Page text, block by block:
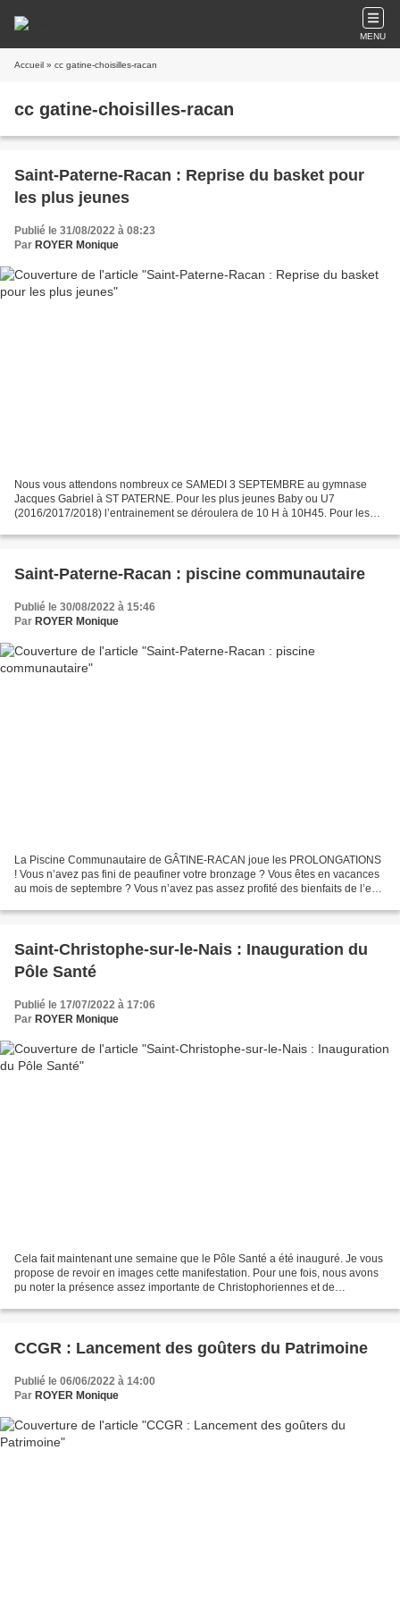
MENU
Accueil » cc gatine-choisilles-racan
cc gatine-choisilles-racan
Saint-Paterne-Racan : Reprise du basket pour
les plus jeunes
Publié le 31/08/2022 à 08:23
Par ROYER Monique
Nous vous attendons nombreux ce SAMEDI 3 SEPTEMBRE au gymnase
Jacques Gabriel à ST PATERNE. Pour les plus jeunes Baby ou U7
(2016/2017/2018) l’entrainement se déroulera de 10 H à 10H45. Pour les
Saint-Paterne-Racan : piscine communautaire
Publié le 30/08/2022 à 15:46
Par ROYER Monique
La Piscine Communautaire de GÂTINE-RACAN joue les PROLONGATIONS
! Vous n’avez pas fini de peaufiner votre bronzage ? Vous êtes en vacances
au mois de septembre ? Vous n’avez pas assez profité des bienfaits de l’eau
Saint-Christophe-sur-le-Nais : Inauguration du
Pôle Santé
Publié le 17/07/2022 à 17:06
Par ROYER Monique
Cela fait maintenant une semaine que le Pôle Santé a été inauguré. Je vous
propose de revoir en images cette manifestation. Pour une fois, nous avons
pu noter la présence assez importante de Christophoriennes et de
CCGR : Lancement des goûters du Patrimoine
Publié le 06/06/2022 à 14:00
Par ROYER Monique